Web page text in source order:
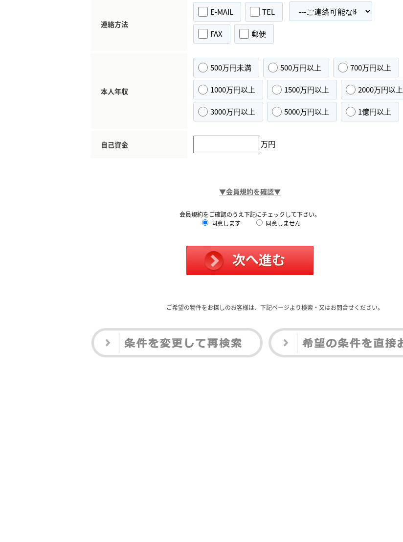
連絡方法
E-MAIL TEL
FAX 郵便
本人年収
500万円未満 500万円以上 700万円以上
1000万円以上 1500万円以上 2000万円以上
3000万円以上 5000万円以上 1億円以上
自己資金 万円
▼会員規約を確認▼
会員規約をご確認のうえ下記にチェックして下さい。
同意します
同意しません
ご希望の物件をお探しのお客様は、下記ページより検索・又はお問合せください。